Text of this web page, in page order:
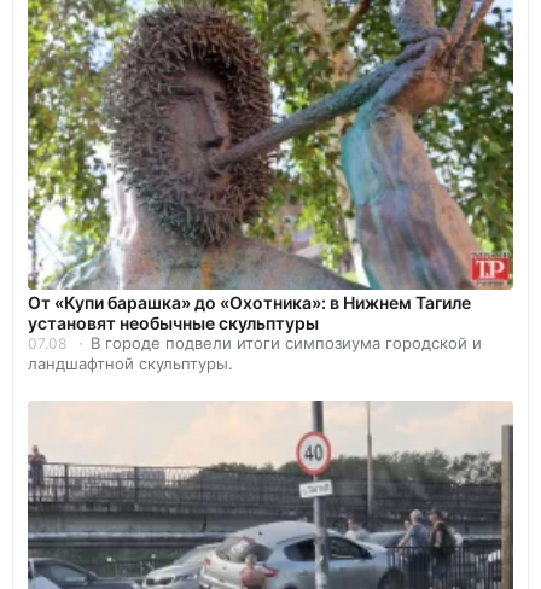
От «Купи барашка» до «Охотника»: в Нижнем Тагиле
установят необычные скульптуры
07.08
В городе подвели итоги симпозиума городской и
ландшафтной скульптуры.